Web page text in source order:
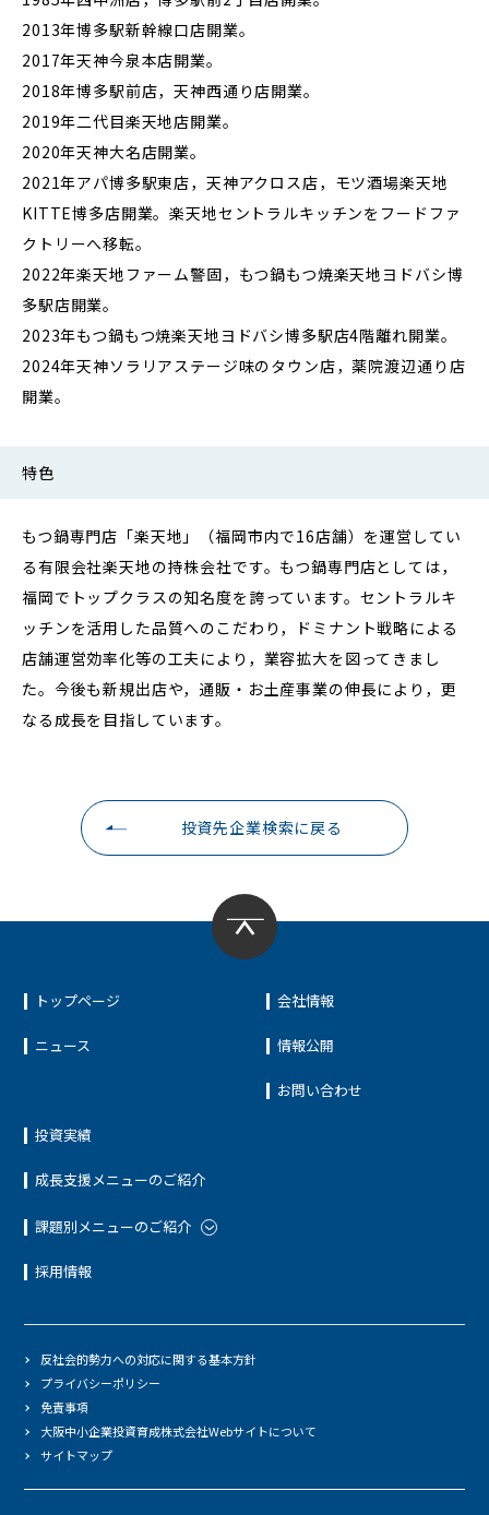
2013年博多駅新幹線口店開業。
2017年天神今泉本店開業。
2018年博多駅前店，天神西通り店開業。
2019年二代目楽天地店開業。
2020年天神大名店開業。
2021年アパ博多駅東店，天神アクロス店，モツ酒場楽天地
KITTE博多店開業。楽天地セントラルキッチンをフードファ
クトリーへ移転。
2022年楽天地ファーム警固，もつ鍋もつ焼楽天地ヨドバシ博
多駅店開業。
2023年もつ鍋もつ焼楽天地ヨドバシ博多駅店4階離れ開業。
2024年天神ソラリアステージ味のタウン店，薬院渡辺通り店
開業。
特色
もつ鍋専門店「楽天地」（福岡市内で16店舗）を運営してい
る有限会社楽天地の持株会社です。もつ鍋専門店としては，
福岡でトップクラスの知名度を誇っています。セントラルキ
ッチンを活用した品質へのこだわり，ドミナント戦略による
店舗運営効率化等の工夫により，業容拡大を図ってきまし
た。今後も新規出店や，通販・お土産事業の伸長により，更
なる成長を目指しています。
投資先企業検索に戻る
トップページ
ニュース
投資実績
成長支援メニューのご紹介
課題別メニューのご紹介
採用情報
会社情報
情報公開
お問い合わせ
反社会的勢力への対応に関する基本方針
プライバシーポリシー
免責事項
大阪中小企業投資育成株式会社Webサイトについて
サイトマップ